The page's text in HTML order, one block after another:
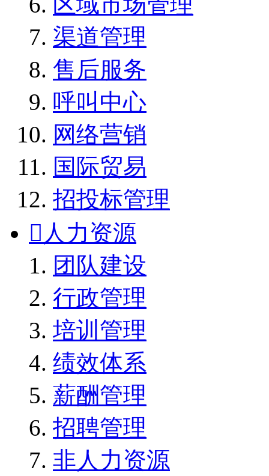
渠道管理
售后服务
呼叫中心
网络营销
国际贸易
招投标管理
 人力资源
团队建设
行政管理
培训管理
绩效体系
薪酬管理
招聘管理
非人力资源